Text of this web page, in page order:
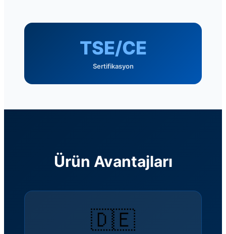
TSE/CE
Sertifikasyon
Ürün Avantajları
🇩🇪